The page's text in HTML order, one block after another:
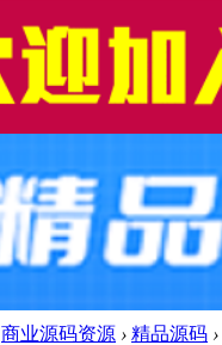
商业源码资源 › 精品源码 ›